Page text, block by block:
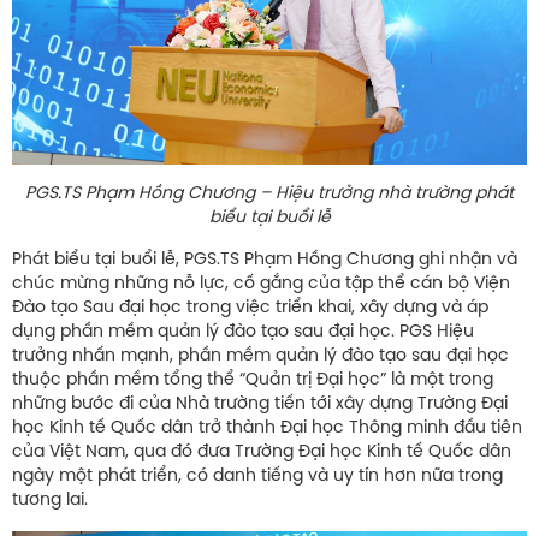
PGS.TS Phạm Hồng Chương – Hiệu trưởng nhà trường phát
biểu tại buổi lễ
Phát biểu tại buổi lễ, PGS.TS Phạm Hồng Chương ghi nhận và
chúc mừng những nỗ lực, cố gắng của tập thể cán bộ Viện
Đào tạo Sau đại học trong việc triển khai, xây dựng và áp
dụng phần mềm quản lý đào tạo sau đại học. PGS Hiệu
trưởng nhấn mạnh, phần mềm quản lý đào tạo sau đại học
thuộc phần mềm tổng thể “Quản trị Đại học” là một trong
những bước đi của Nhà trường tiến tới xây dựng Trường Đại
học Kinh tế Quốc dân trở thành Đại học Thông minh đầu tiên
của Việt Nam, qua đó đưa Trường Đại học Kinh tế Quốc dân
ngày một phát triển, có danh tiếng và uy tín hơn nữa trong
tương lai.